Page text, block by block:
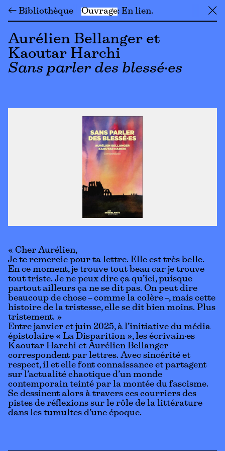
← Bibliothèque Ouvrage En lien ╳
Aurélien Bellanger et
Kaoutar Harchi
Sans parler des blessé·es
« Cher Aurélien,
Je te remercie pour ta lettre. Elle est très belle.
En ce moment, je trouve tout beau car je trouve
tout triste. Je ne peux dire ça qu’ici, puisque
partout ailleurs ça ne se dit pas. On peut dire
beaucoup de chose – comme la colère –, mais cette
histoire de la tristesse, elle se dit bien moins. Plus
tristement. »
Entre janvier et juin 2025, à l’initiative du média
épistolaire « La Disparition », les écrivain·es
Kaoutar Harchi et Aurélien Bellanger
correspondent par lettres. Avec sincérité et
respect, il et elle font connaissance et partagent
sur l’actualité chaotique d’un monde
contemporain teinté par la montée du fascisme.
Se dessinent alors à travers ces courriers des
pistes de réflexions sur le rôle de la littérature
dans les tumultes d’une époque.